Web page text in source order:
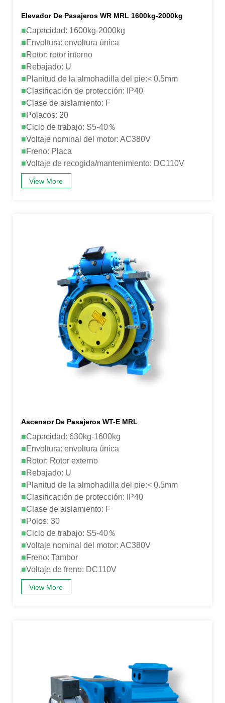
Elevador De Pasajeros WR MRL 1600kg-2000kg
■Capacidad: 1600kg-2000kg
■Envoltura: envoltura única
■Rotor: rotor interno
■Rebajado: U
■Planitud de la almohadilla del pie:< 0.5mm
■Clasificación de protección: IP40
■Clase de aislamiento: F
■Polacos: 20
■Ciclo de trabajo: S5-40％
■Voltaje nominal del motor: AC380V
■Freno: Placa
■Voltaje de recogida/mantenimiento: DC110V
View More
Ascensor De Pasajeros WT-E MRL
■Capacidad: 630kg-1600kg
■Envoltura: envoltura única
■Rotor: Rotor externo
■Rebajado: U
■Planitud de la almohadilla del pie:< 0.5mm
■Clasificación de protección: IP40
■Clase de aislamiento: F
■Polos: 30
■Ciclo de trabajo: S5-40％
■Voltaje nominal del motor: AC380V
■Freno: Tambor
■Voltaje de freno: DC110V
View More